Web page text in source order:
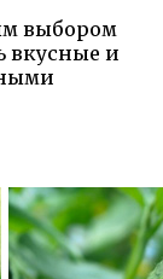
выбором
вкусные и